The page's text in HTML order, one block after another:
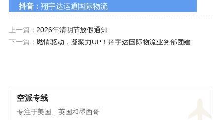
抖音： 翔宇达运通国际物流
上一篇： 2026年清明节放假通知
下一篇： 燃情驱动，凝聚力UP！翔宇达国际物流业务部团建
空派专线
专注于美国、英国和墨西哥